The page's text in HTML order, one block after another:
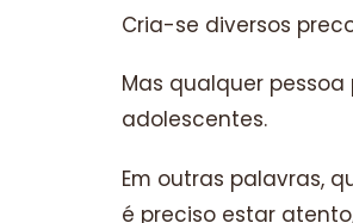
Cria-se diversos
Mas qualquer
adolescentes.
Em outras palavras,
é preciso estar